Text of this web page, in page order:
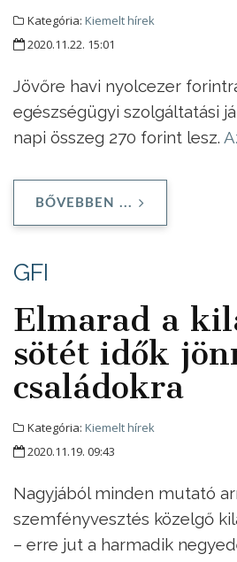
Kategória: Kiemelt hírek
2020.11.22. 15:01
Jövőre havi nyolcezer
egészségügyi szolgáltatási
napi összeg 270 forint lesz.
BŐVEBBEN ...
GFI
Elmarad a
sötét idők
családokra
Kategória: Kiemelt hírek
2020.11.19. 09:43
Nagyjából minden mutató
szemfényvesztés közelgő
– erre jut a harmadik